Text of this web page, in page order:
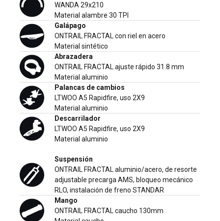
WANDA 29x210
Material alambre 30 TPI
Galápago
ONTRAIL FRACTAL con riel en acero
Material sintético
Abrazadera
ONTRAIL FRACTAL ajuste rápido 31.8 mm
Material aluminio
Palancas de cambios
LTWOO A5 Rapidfire, uso 2X9
Material aluminio
Descarrilador
LTWOO A5 Rapidfire, uso 2X9
Material aluminio
Suspensión
ONTRAIL FRACTAL aluminio/acero, de resorte
adjustable precarga AMS, bloqueo mecánico
RLO, instalación de freno STANDAR
Mango
ONTRAIL FRACTAL caucho 130mm